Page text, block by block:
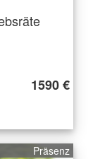
1590 €
Präsenz